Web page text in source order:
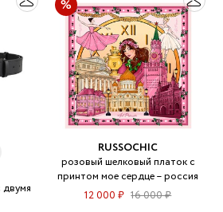
RUSSOCHIC
розовый шелковый платок с
принтом мое сердце – россия
12 000 ₽ 16 000 ₽